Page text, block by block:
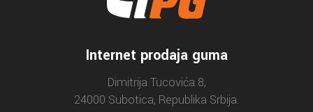
Internet prodaja guma
Dimitrija Tucovića 8,
24000 Subotica, Republika Srbija.